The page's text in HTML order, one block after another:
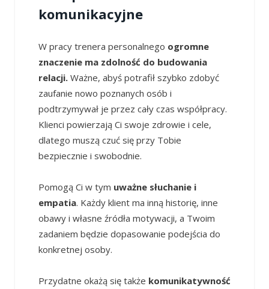
komunikacyjne
W pracy trenera personalnego ogromne
znaczenie ma zdolność do budowania
relacji.Ważne, abyś potrafił szybko zdobyć
zaufanie nowo poznanych osób i
podtrzymywał je przez cały czas współpracy.
Klienci powierzają Ci swoje zdrowie i cele,
dlatego muszą czuć się przy Tobie
bezpiecznie i swobodnie.
Pomogą Ci w tym uważne słuchanie i
empatia. Każdy klient ma inną historię, inne
obawy i własne źródła motywacji, a Twoim
zadaniem będzie dopasowanie podejścia do
konkretnej osoby.
Przydatne okażą się także komunikatywność